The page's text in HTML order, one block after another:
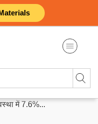
में 7.6%...